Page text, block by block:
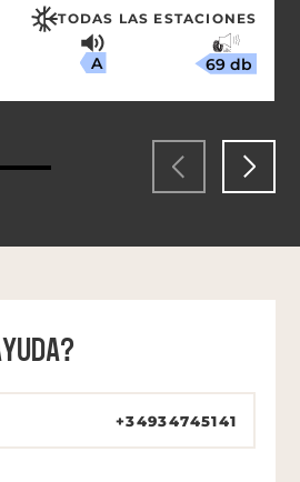
TODAS LAS ESTACIONES
A 69 db
+34934745141